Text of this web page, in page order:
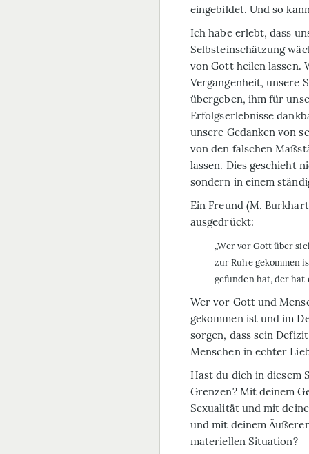
eingebildet. Und so
Ich habe erlebt, dass
Selbst­einschätzung
von Gott heilen lassen.
Vergangenheit, unsere
übergeben, ihm für
Erfolgserlebnisse
unsere Gedanken von
von den falschen
lassen. Dies geschieht
sondern in einem
Ein Freund (M.
ausgedrückt:
„Wer vor Gott über
zur Ruhe gekommen
gefunden hat, der hat
Wer vor Gott und
gekommen ist und im
sorgen, dass sein
Menschen in echter
Hast du dich indiesem
Grenzen? Mit deinem
Sexualität und mit
und mit deinem
materiellen Situation?